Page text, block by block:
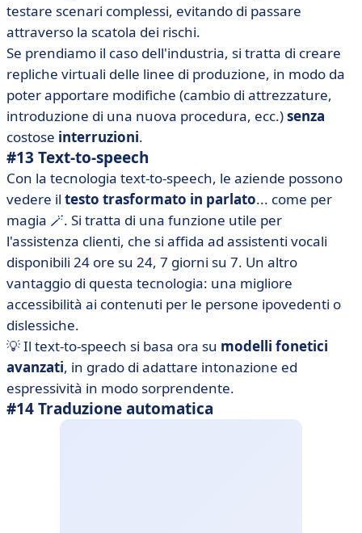
testare scenari complessi, evitando di passare
attraverso la scatola dei rischi.
Se prendiamo il caso dell'industria, si tratta di creare
repliche virtuali delle linee di produzione, in modo da
poter apportare modifiche (cambio di attrezzature,
introduzione di una nuova procedura, ecc.)senza
costose interruzioni.
#13 Text-to-speech
Con la tecnologia text-to-speech, le aziende possono
vedere il testo trasformato in parlato... come per
magia 🪄. Si tratta di una funzione utile per
l'assistenza clienti, che si affida ad assistenti vocali
disponibili 24 ore su 24, 7 giorni su 7. Un altro
vantaggio di questa tecnologia: una migliore
accessibilità ai contenuti per le persone ipovedenti o
dislessiche.
💡 Il text-to-speech si basa ora su modelli fonetici
avanzati, in grado di adattare intonazione ed
espressività in modo sorprendente.
#14 Traduzione automatica